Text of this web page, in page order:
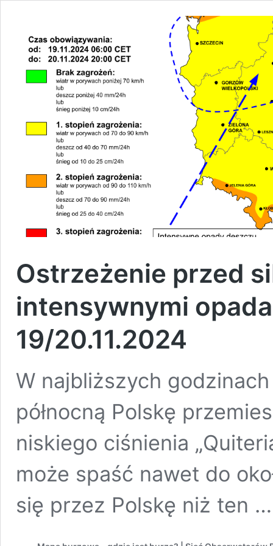
Ostrzeżenie przed
intensywnymi
19/20.11.2024
W najbliższych
północną Polskę
niskiego ciśnienia
może spaść nawet do
się przez Polskę niż ten